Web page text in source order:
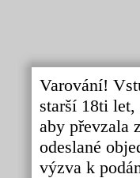
Varování!
starší 18ti
aby převzala
odeslané
výzva k